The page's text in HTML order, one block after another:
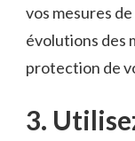
vos mesures
évolutions des
protection ⁣de
3.